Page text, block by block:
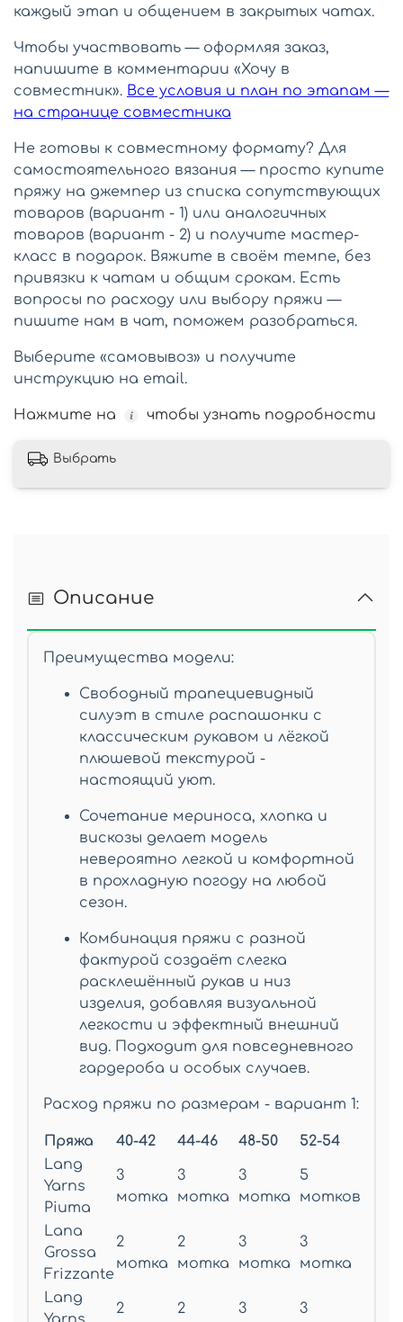
каждый этап и общением в закрытых чатах.
Чтобы участвовать — оформляя заказ,
напишите в комментарии «Хочу в
совместник». Все условия и план по этапам —
на странице совместника
Не готовы к совместному формату? Для
самостоятельного вязания — просто купите
пряжу на джемпер из списка сопутствующих
товаров (вариант - 1) или аналогичных
товаров (вариант - 2) и получите мастер-
класс в подарок. Вяжите в своём темпе, без
привязки к чатам и общим срокам. Есть
вопросы по расходу или выбору пряжи —
пишите нам в чат, поможем разобраться.
Выберите «самовывоз» и получите
инструкцию на email.
Нажмите на чтобы узнать подробности
Выбрать
Описание
Преимущества модели:
Свободный трапециевидный
силуэт в стиле распашонки с
классическим рукавом и лёгкой
плюшевой текстурой -
настоящий уют.
Сочетание мериноса, хлопка и
вискозы делает модель
невероятно легкой и комфортной
в прохладную погоду на любой
сезон.
Комбинация пряжи с разной
фактурой создаёт слегка
расклешённый рукав и низ
изделия, добавляя визуальной
легкости и эффектный внешний
вид. Подходит для повседневного
гардероба и особых случаев.
Расход пряжи по размерам - вариант 1:
Пряжа 40-42 44-46 48-50
52-54
Lang
Yarns
Piuma
3
мотка
3
мотка
3
мотка
5
мотков
Lana
Grossa
Frizzante
2
мотка
2
мотка
3
мотка
3
мотка
Lang
2
2
3
3